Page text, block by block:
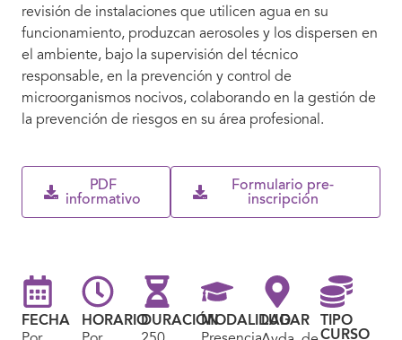
revisión de instalaciones que utilicen agua en su
funcionamiento, produzcan aerosoles y los dispersen en
el ambiente, bajo la supervisión del técnico
responsable, en la prevención y control de
microorganismos nocivos, colaborando en la gestión de
la prevención de riesgos en su área profesional.
PDF
informativo
Formulario pre-
inscripción
FECHA HORARIODURACIÓNMODALIDAD
LUGAR
TIPO
CURSO